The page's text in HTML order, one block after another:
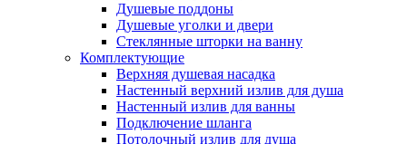
Душевые поддоны
Душевые уголки и двери
Стеклянные шторки на ванну
Комплектующие
Верхняя душевая насадка
Настенный верхний излив для душа
Настенный излив для ванны
Подключение шланга
Потолочный излив для душа